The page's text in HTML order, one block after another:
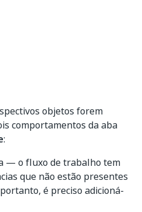
objetos forem
comportamentos da aba
:
— o fluxo de trabalho tem
que não estão presentes
é preciso adicioná-